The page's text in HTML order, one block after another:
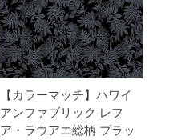
【カラーマッチ】ハワイ
アンファブリック レフ
ア・ラウアエ総柄 ブラッ